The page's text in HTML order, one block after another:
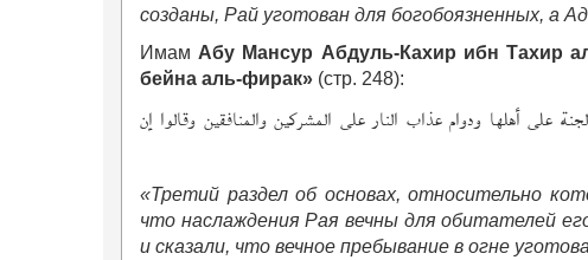
созданы, Рай уготован для богобоязненных, а
Имам Абу Мансур Абдуль-Кахир ибн Тахир
бейна аль-фирак» (стр. 248):
على أهلها ودوام عذاب النار على المشركين والمنافقين وقالوا إن
«Третий раздел об основах, относительно
что наслаждения Рая вечны для обитателей
и сказали, что вечное пребывание в огне